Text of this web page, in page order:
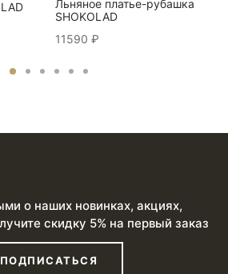
Льняное платье-рубашка
SHOKOLAD
11590 ₽
о наших новинках, акциях,
скидку 5% на первый заказ
ПОДПИСАТЬСЯ